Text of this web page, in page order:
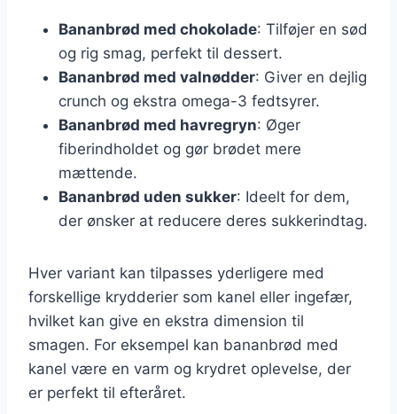
Bananbrød med chokolade: Tilføjer en sød
og rig smag, perfekt til dessert.
Bananbrød med valnødder: Giver en dejlig
crunch og ekstra omega-3 fedtsyrer.
Bananbrød med havregryn: Øger
fiberindholdet og gør brødet mere
mættende.
Bananbrød uden sukker: Ideelt for dem,
der ønsker at reducere deres sukkerindtag.
Hver variant kan tilpasses yderligere med
forskellige krydderier som kanel eller ingefær,
hvilket kan give en ekstra dimension til
smagen. For eksempel kan bananbrød med
kanel være en varm og krydret oplevelse, der
er perfekt til efteråret.